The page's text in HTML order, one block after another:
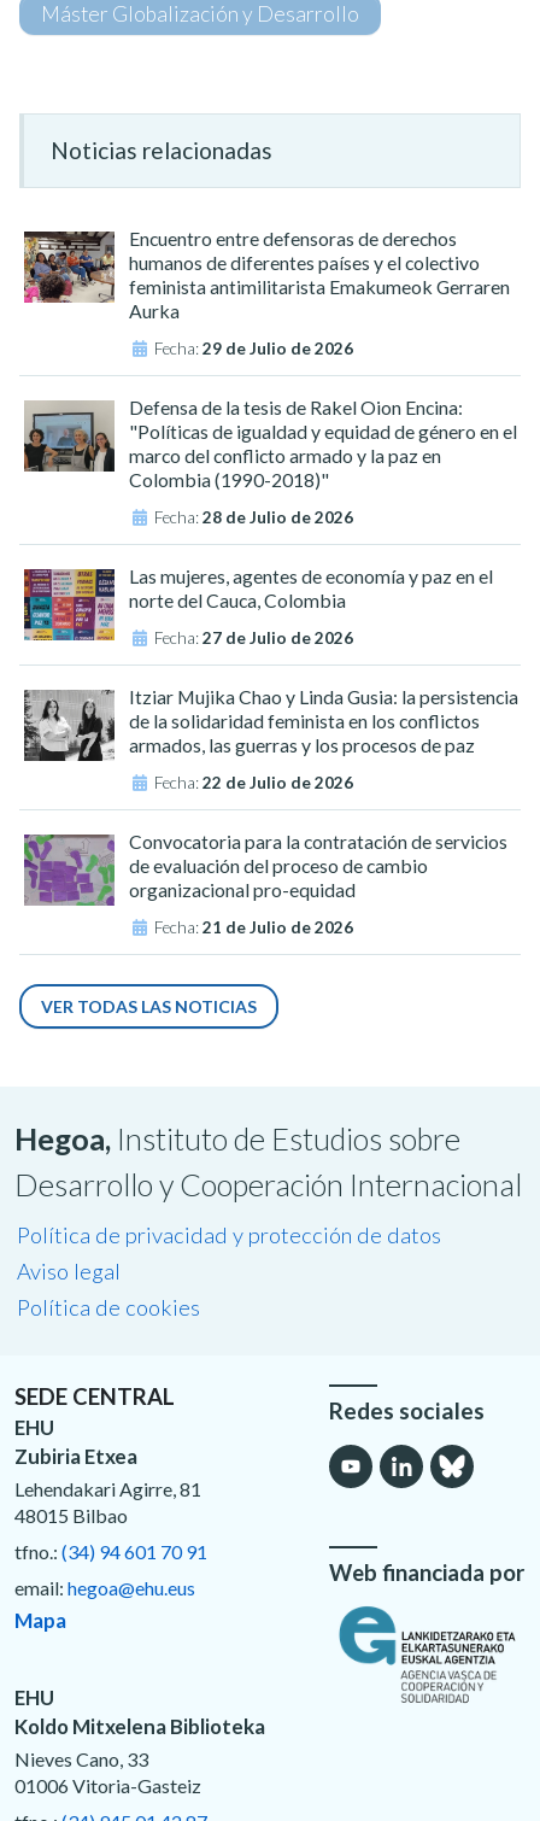
Máster Globalización y Desarrollo
Noticias relacionadas
Encuentro entre defensoras de derechos
humanos de diferentes países y el colectivo
feminista antimilitarista Emakumeok Gerraren
Aurka
Fecha:29 de Julio de 2026
Defensa de la tesis de Rakel Oion Encina:
"Políticas de igualdad y equidad de género en el
marco del conflicto armado y la paz en
Colombia (1990-2018)"
Fecha:28 de Julio de 2026
Las mujeres, agentes de economía y paz en el
norte del Cauca, Colombia
Fecha:27 de Julio de 2026
Itziar Mujika Chao y Linda Gusia: la persistencia
de la solidaridad feminista en los conflictos
armados, las guerras y los procesos de paz
Fecha:22 de Julio de 2026
Convocatoria para la contratación de servicios
de evaluación del proceso de cambio
organizacional pro-equidad
Fecha:21 de Julio de 2026
VER TODAS LAS NOTICIAS
Hegoa, Instituto de Estudios sobre
Desarrollo y Cooperación Internacional
Política de privacidad y protección de datos
Aviso legal
Política de cookies
SEDE CENTRAL
EHU
Zubiria Etxea
Lehendakari Agirre, 81
48015 Bilbao
tfno.: (34) 94 601 70 91
email: hegoa@ehu.eus
Mapa
EHU
Koldo Mitxelena Biblioteka
Nieves Cano, 33
01006 Vitoria-Gasteiz
Redes sociales
Web financiada por